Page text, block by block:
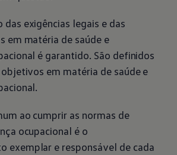
das exigências legais e das
em matéria de saúde e
é garantido. São definidos
em matéria de saúde e
ao cumprir as normas de
ocupacional é o
exemplar e responsável de cada